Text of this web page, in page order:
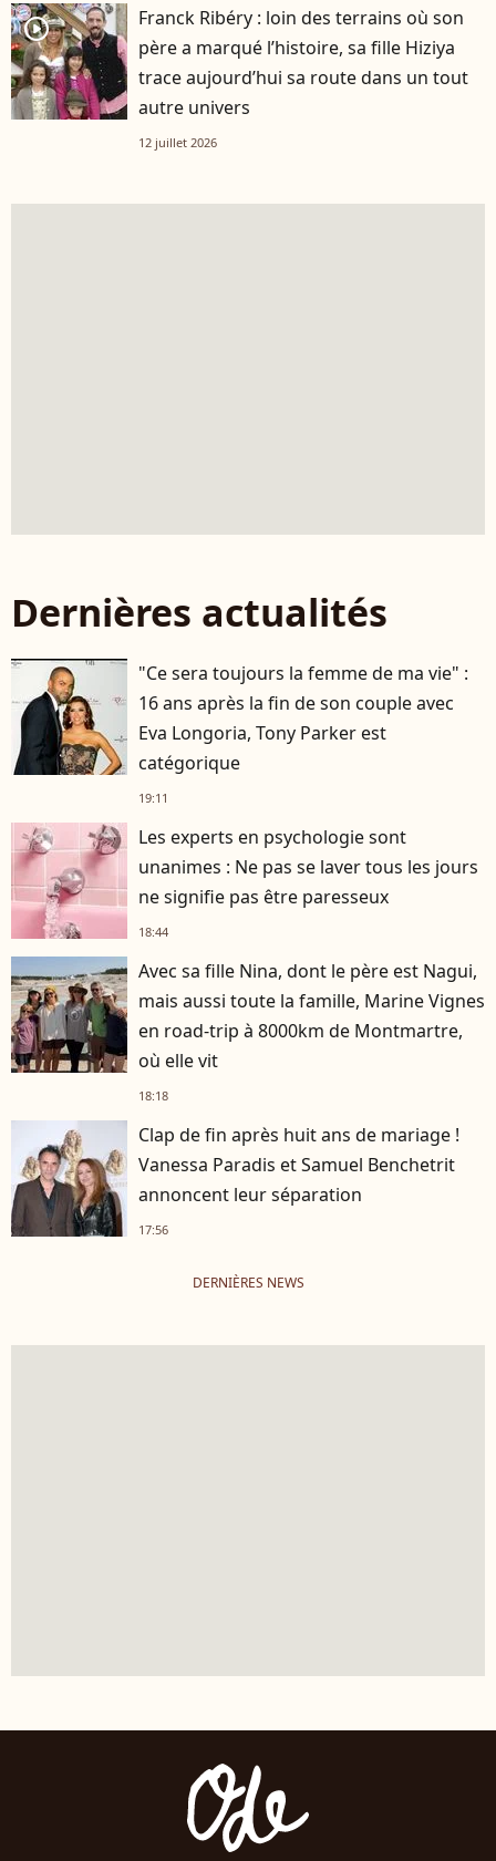
player2
Franck Ribéry : loin des terrains où son
père a marqué l’histoire, sa fille Hiziya
trace aujourd’hui sa route dans un tout
autre univers
12 juillet 2026
Dernières actualités
"Ce sera toujours la femme de ma vie" :
16 ans après la fin de son couple avec
Eva Longoria, Tony Parker est
catégorique
19:11
Les experts en psychologie sont
unanimes : Ne pas se laver tous les jours
ne signifie pas être paresseux
18:44
Avec sa fille Nina, dont le père est Nagui,
mais aussi toute la famille, Marine Vignes
en road-trip à 8000km de Montmartre,
où elle vit
18:18
Clap de fin après huit ans de mariage !
Vanessa Paradis et Samuel Benchetrit
annoncent leur séparation
17:56
DERNIÈRES NEWS